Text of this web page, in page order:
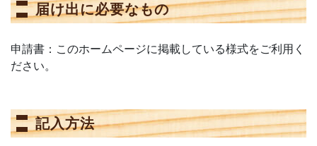
届け出に必要なもの
申請書：このホームページに掲載している様式をご利用く
ださい。
記入方法